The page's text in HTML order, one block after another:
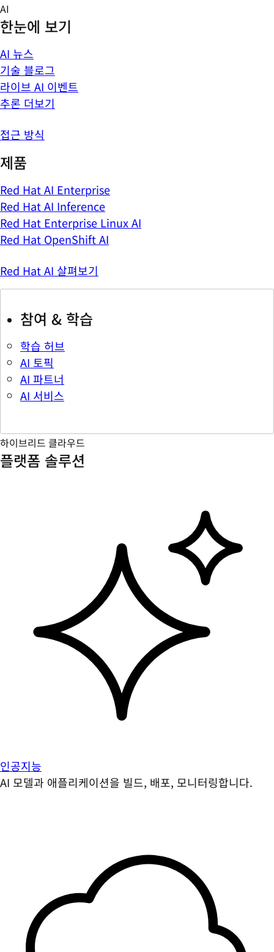
Skip
to
content
AI
한눈에 보기
AI 뉴스
기술 블로그
라이브 AI 이벤트
추론 더보기
접근 방식
제품
Red Hat AI Enterprise
Red Hat AI Inference
Red Hat Enterprise Linux AI
Red Hat OpenShift AI
Red Hat AI 살펴보기
참여 & 학습
학습 허브
AI 토픽
AI 파트너
AI 서비스
하이브리드 클라우드
플랫폼 솔루션
인공지능
AI 모델과 애플리케이션을 빌드, 배포, 모니터링합니다.